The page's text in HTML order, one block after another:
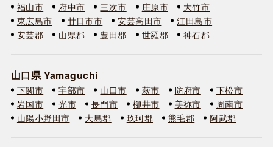
福山市 府中市 三次市 庄原市
大竹市
東広島市
廿日市市 安芸高田市
江田島市
安芸郡
山県郡 豊田郡 世羅郡 神石郡
山口県 Yamaguchi
下関市 宇部市 山口市 萩市 防府市
下松市
岩国市
光市 長門市 柳井市 美祢市
周南市
山陽小野田市
大島郡 玖珂郡 熊毛郡 阿武郡